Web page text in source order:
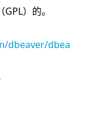
）的。
dbeaver/dbea